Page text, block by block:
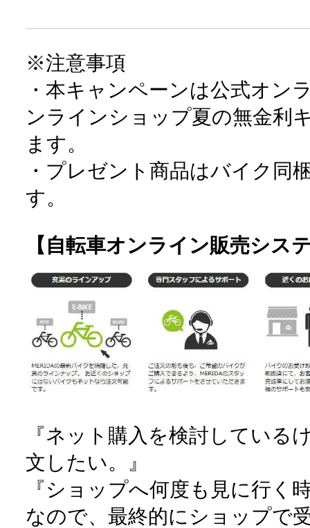
※注意事項
・本キャンペーンは公式オン
ンラインショップ夏の無金利
ます。
・プレゼント商品はバイク同
す。
【自転車オンライン販売シス
『ネット購入を検討している
文したい。』
『ショップへ何度も見に行く
なので、最終的にショップで